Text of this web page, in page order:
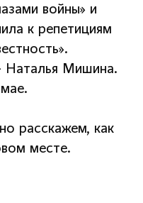
войны» и
к репетициям
Наталья Мишина.
расскажем, как
месте.